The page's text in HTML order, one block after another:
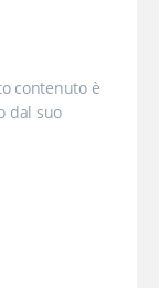
contenuto è
dal suo